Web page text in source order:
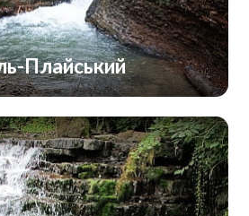
Плайський